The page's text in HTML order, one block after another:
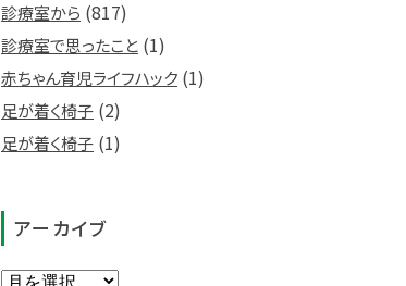
診療室から (817)
診療室で思ったこと (1)
赤ちゃん育児ライフハック (1)
足が着く椅子 (2)
足が着く椅子 (1)
アーカイブ